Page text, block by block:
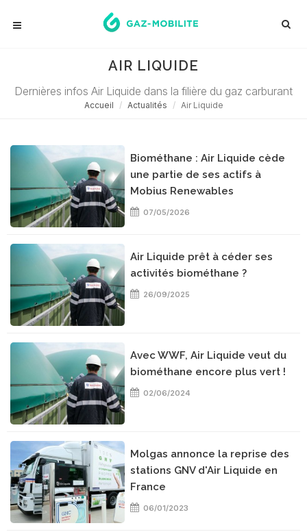
AIR LIQUIDE
Dernières infos Air Liquide dans la filière du gaz carburant
Accueil Actualités Air Liquide
Biométhane : Air Liquide cède
une partie de ses actifs à
Mobius Renewables
07/05/2026
Air Liquide prêt à céder ses
activités biométhane ?
26/09/2025
Avec WWF, Air Liquide veut du
biométhane encore plus vert !
02/06/2024
Molgas annonce la reprise des
stations GNV d'Air Liquide en
France
06/01/2023